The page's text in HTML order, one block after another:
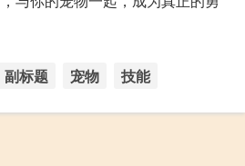
副标题 宠物 技能